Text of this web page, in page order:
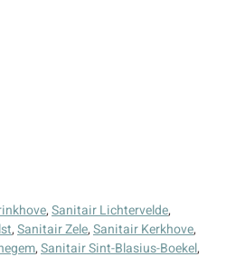
,Sanitair Lichtervelde,
,Sanitair Zele,Sanitair Kerkhove,
,Sanitair Sint-Blasius-Boekel,